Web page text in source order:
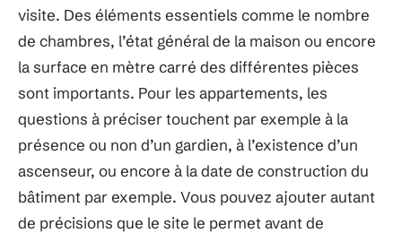
visite. Des éléments essentiels comme le nombre
de chambres, l’état général de la maison ou encore
la surface en mètre carré des différentes pièces
sont importants. Pour les appartements, les
questions à préciser touchent par exemple à la
présence ou non d’un gardien, à l’existence d’un
ascenseur, ou encore à la date de construction du
bâtiment par exemple. Vous pouvez ajouter autant
de précisions que le site le permet avant de